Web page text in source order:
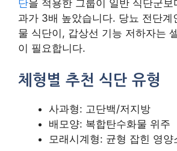
단을 적용한 그룹이 일반 식단군보
과가 3배 높았습니다. 당뇨 전단계
물 식단이, 갑상선 기능 저하자는
이 필요합니다.
체형별 추천 식단 유형
사과형: 고단백/저지방
배모양: 복합탄수화물 위주
모래시계형: 균형 잡힌 영양